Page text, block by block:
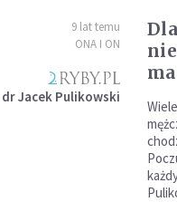
9 lat temu
ONA I ON
dr Jacek Pulikowski